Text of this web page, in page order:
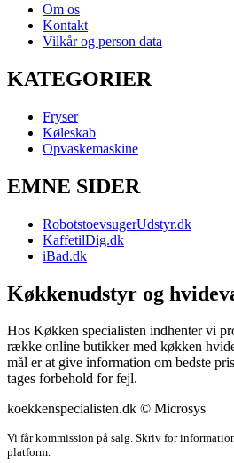
Om os
Kontakt
Vilkår og person data
KATEGORIER
Fryser
Køleskab
Opvaskemaskine
EMNE SIDER
RobotstoevsugerUdstyr.dk
KaffetilDig.dk
iBad.dk
Køkkenudstyr og
Hos Køkken specialisten indhenter vi
række online butikker med køkken
mål er at give information om bedste
tages forbehold for fejl.
koekkenspecialisten.dk © Microsys
Vi får kommission på salg. Skriv for
platform.